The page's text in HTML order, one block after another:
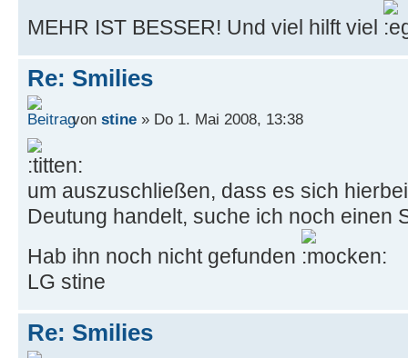
MEHR IST BESSER! Und viel hilft viel
Re: Smilies
von stine » Do 1. Mai 2008, 13:38
um auszuschließen, dass es sich
Deutung handelt, suche ich noch einen
Hab ihn noch nicht gefunden
LG stine
Re: Smilies